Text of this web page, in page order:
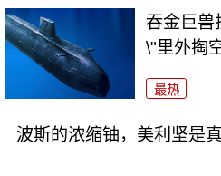
吞金巨兽
\"里外掏
最热
波斯的浓缩铀，美利坚是